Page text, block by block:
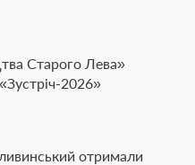
Старого Лева»
2026»
отримали